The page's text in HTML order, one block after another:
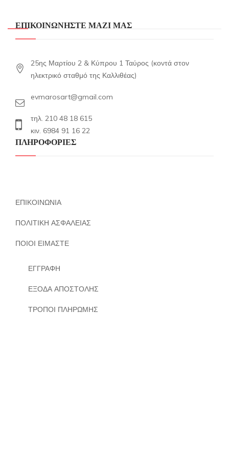
ΕΠΙΚΟΙΝΩΝΗΣΤΕ ΜΑΖΙ ΜΑΣ
25ης Μαρτίου 2 & Κύπρου 1 Ταύρος (κοντά στον
ηλεκτρικό σταθμό της Καλλιθέας)
evmarosart@gmail.com
τηλ. 210 48 18 615
κιν. 6984 91 16 22
ΠΛΗΡΟΦΟΡΙΕΣ
ΕΠΙΚΟΙΝΩΝΙΑ
ΠΟΛΙΤΙΚΗ ΑΣΦΑΛΕΙΑΣ
ΠΟΙΟΙ ΕΙΜΑΣΤΕ
ΕΓΓΡΑΦΗ
ΕΞΟΔΑ ΑΠΟΣΤΟΛΗΣ
ΤΡΟΠΟΙ ΠΛΗΡΩΜΗΣ